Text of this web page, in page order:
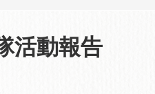
活動報告